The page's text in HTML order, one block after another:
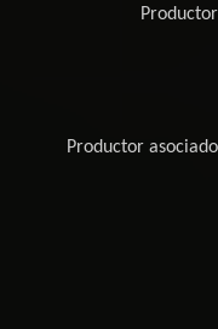
Productor
Productor asociado